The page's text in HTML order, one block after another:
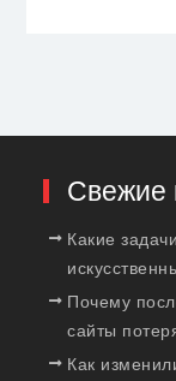
Свежие
Какие
Почему
сайты
Как